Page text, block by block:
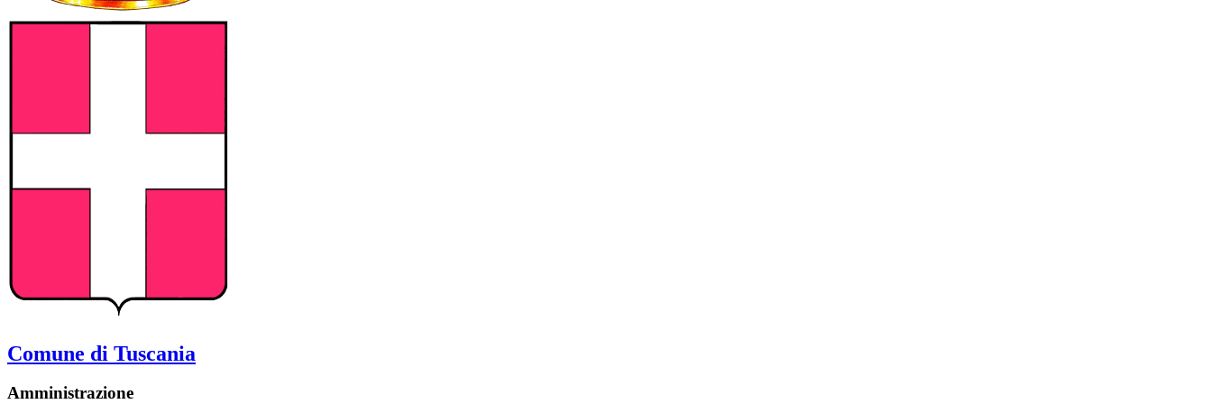
Comune di Tuscania
Amministrazione